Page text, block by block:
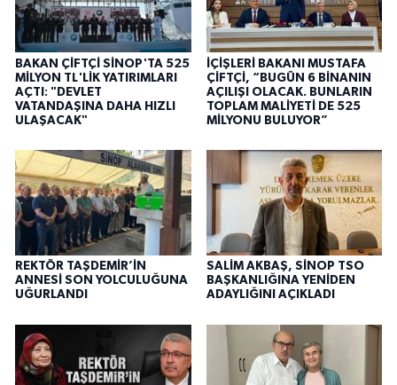
BAKAN ÇİFTÇİ SİNOP'TA 525
MİLYON TL'LİK YATIRIMLARI
AÇTI: "DEVLET
VATANDAŞINA DAHA HIZLI
ULAŞACAK"
İÇİŞLERİ BAKANI MUSTAFA
ÇİFTÇİ, “BUGÜN 6 BİNANIN
AÇILIŞI OLACAK. BUNLARIN
TOPLAM MALİYETİ DE 525
MİLYONU BULUYOR”
REKTÖR TAŞDEMİR’İN
ANNESİ SON YOLCULUĞUNA
UĞURLANDI
SALİM AKBAŞ, SİNOP TSO
BAŞKANLIĞINA YENİDEN
ADAYLIĞINI AÇIKLADI